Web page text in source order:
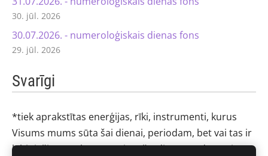
30. jūl. 2026
30.07.2026. - numeroloģiskais dienas fons
29. jūl. 2026
Svarīgi
*tiek aprakstītas enerģijas, rīki, instrumenti, kurus
Visums mums sūta šai dienai, periodam, bet vai tas ir
labi tieši tev, sakrīt ar taviem šīs dienas uzdevumiem -